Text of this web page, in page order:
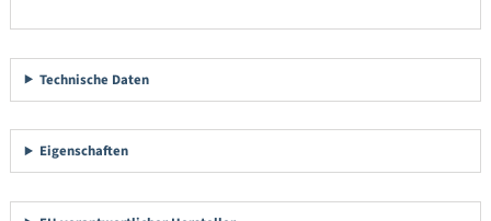
Technische Daten
Eigenschaften